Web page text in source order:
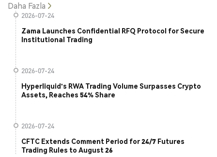
Daha Fazla
2026-07-24
Zama Launches Confidential RFQ Protocol for Secure
Institutional Trading
2026-07-24
Hyperliquid's RWA Trading Volume Surpasses Crypto
Assets, Reaches 54% Share
2026-07-24
CFTC Extends Comment Period for 24/7 Futures
Trading Rules to August 26